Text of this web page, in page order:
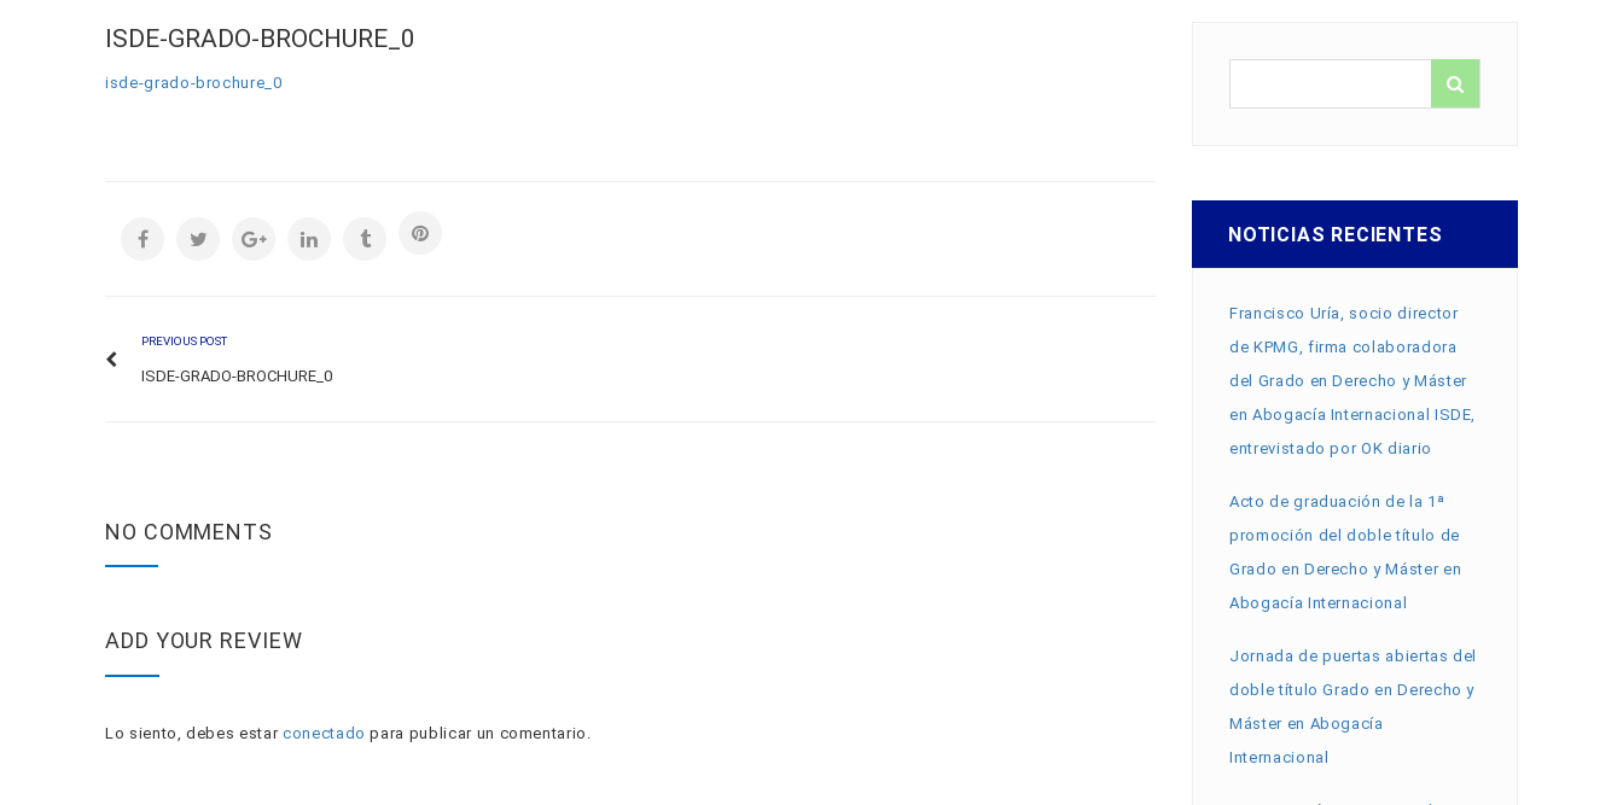
ISDE-GRADO-BROCHURE_0
isde-grado-brochure_0
PREVIOUS POST
ISDE-GRADO-BROCHURE_0
NO COMMENTS
ADD YOUR REVIEW
Lo siento, debes estar conectado para publicar un comentario.
NOTICIAS RECIENTES
Francisco Uría, socio director
de KPMG, firma colaboradora
del Grado en Derecho y Máster
en Abogacía Internacional ISDE,
entrevistado por OK diario
Acto de graduación de la 1ª
promoción del doble título de
Grado en Derecho y Máster en
Abogacía Internacional
Jornada de puertas abiertas del
doble título Grado en Derecho y
Máster en Abogacía
Internacional